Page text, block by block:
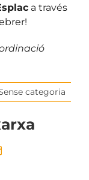
a través
categoria
Email